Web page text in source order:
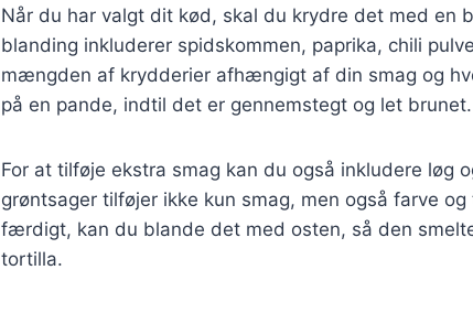
Når du har valgt dit kød, skal du krydre det med en
blanding inkluderer spidskommen, paprika, chili
mængden af krydderier afhængigt af din smag og
på en pande, indtil det er gennemstegt og let brunet.
For at tilføje ekstra smag kan du også inkludere løg
grøntsager tilføjer ikke kun smag, men også farve
færdigt, kan du blande det med osten, så den
tortilla.